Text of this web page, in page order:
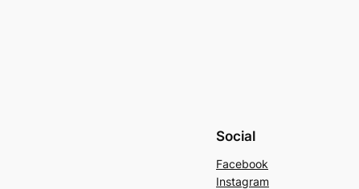
Social
Facebook
Instagram